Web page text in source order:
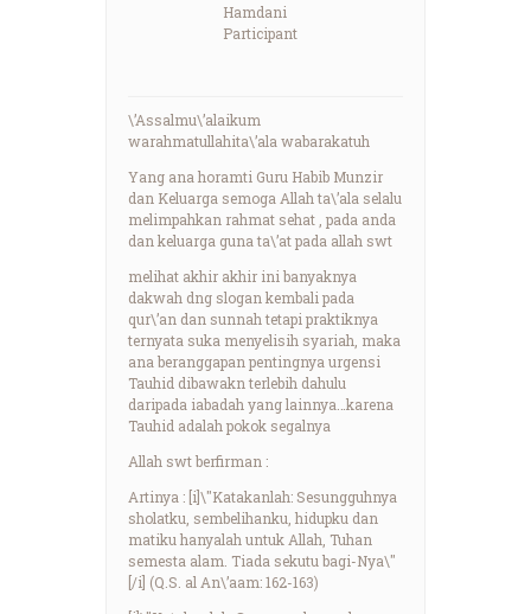
Hamdani
Participant
\’Assalmu\’alaikum
warahmatullahita\’ala wabarakatuh
Yang ana horamti Guru Habib Munzir
dan Keluarga semoga Allah ta\’ala selalu
melimpahkan rahmat sehat , pada anda
dan keluarga guna ta\’at pada allah swt
melihat akhir akhir ini banyaknya
dakwah dng slogan kembali pada
qur\’an dan sunnah tetapi praktiknya
ternyata suka menyelisih syariah, maka
ana beranggapan pentingnya urgensi
Tauhid dibawakn terlebih dahulu
daripada iabadah yang lainnya…karena
Tauhid adalah pokok segalnya
Allah swt berfirman :
Artinya : [i]\"Katakanlah: Sesungguhnya
sholatku, sembelihanku, hidupku dan
matiku hanyalah untuk Allah, Tuhan
semesta alam. Tiada sekutu bagi-Nya\"
[/i] (Q.S. al An\’aam: 162-163)